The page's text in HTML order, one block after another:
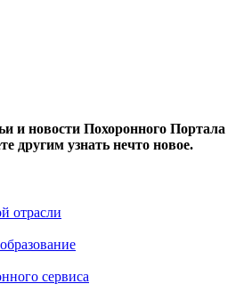
и новости Похоронного Портала
другим узнать нечто новое.
отрасли
сервиса